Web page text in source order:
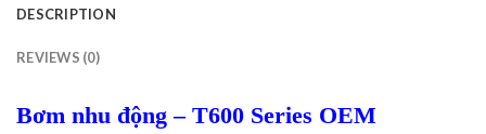
DESCRIPTION
REVIEWS (0)
Bơm nhu động – T600 Series OEM